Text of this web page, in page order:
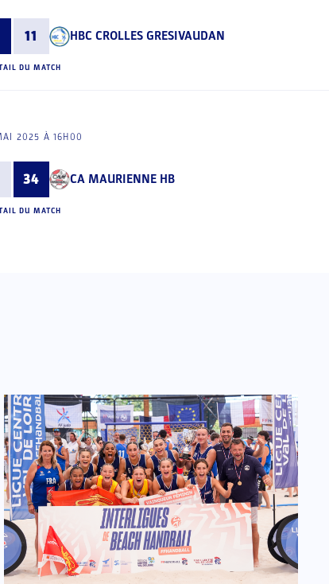
11 HBC CROLLES GRESIVAUDAN
DU MATCH
2025 À 16H00
34 CA MAURIENNE HB
DU MATCH